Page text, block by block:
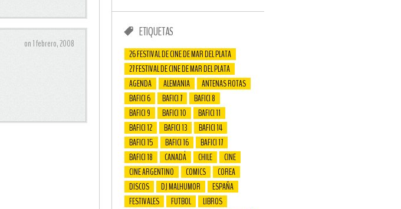
on 1 febrero, 2008
ETIQUETAS
26 FESTIVAL DE CINE DE MAR DEL PLATA
27 FESTIVAL DE CINE DE MAR DEL PLATA
AGENDA
ALEMANIA
ANTENAS ROTAS
BAFICI 6
BAFICI 7
BAFICI 8
BAFICI 9
BAFICI 10
BAFICI 11
BAFICI 12
BAFICI 13
BAFICI 14
BAFICI 15
BAFICI 16
BAFICI 17
BAFICI 18
CANADÁ CHILE
CINE
CINE ARGENTINO
COMICS
COREA
DISCOS
DJ MALHUMOR
ESPAÑA
FESTIVALES
FUTBOL
LIBROS